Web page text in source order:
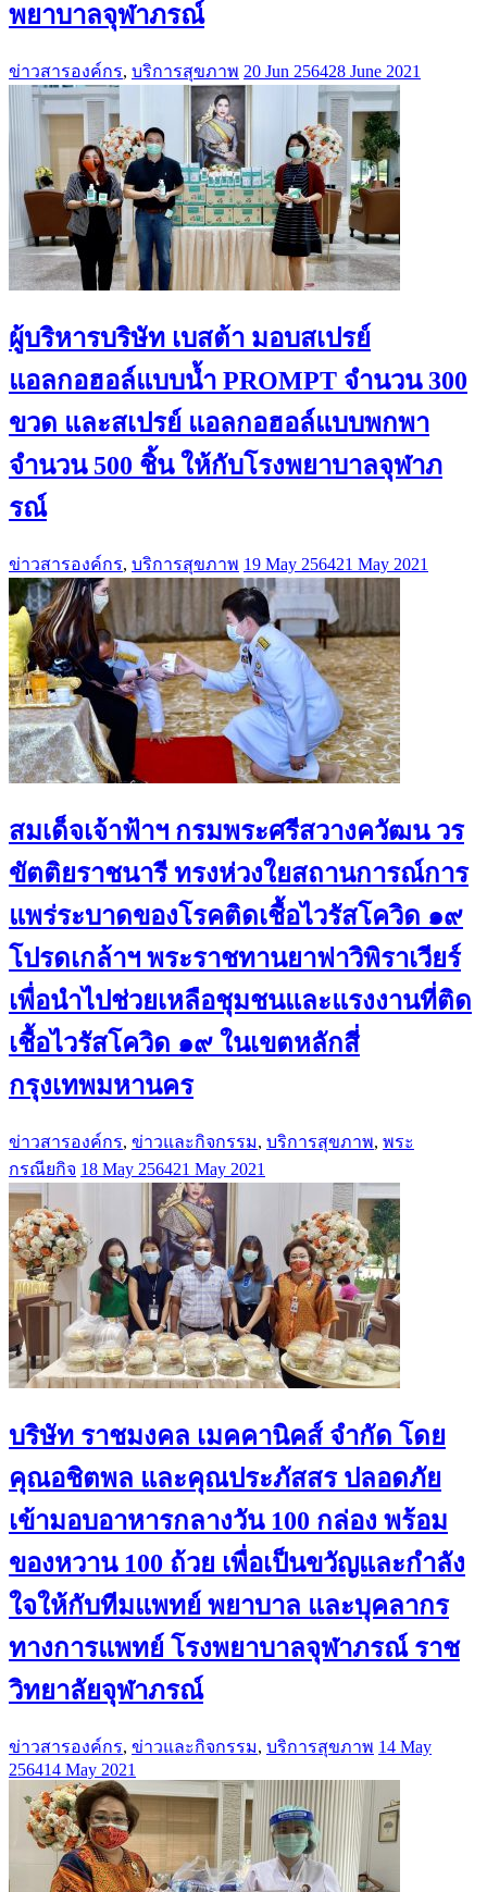
พยาบาลจุฬาภรณ์
ข่าวสารองค์กร, บริการสุขภาพ 20 Jun 256428 June 2021
ผู้บริหารบริษัท เบสต้า มอบสเปรย์
แอลกอฮอล์แบบน้ำ PROMPT จำนวน 300
ขวด และสเปรย์ แอลกอฮอล์แบบพกพา
จำนวน 500 ชิ้น ให้กับโรงพยาบาลจุฬาภ
รณ์
ข่าวสารองค์กร, บริการสุขภาพ 19 May 256421 May 2021
สมเด็จเจ้าฟ้าฯ กรมพระศรีสวางควัฒน วร
ขัตติยราชนารี ทรงห่วงใยสถานการณ์การ
แพร่ระบาดของโรคติดเชื้อไวรัสโควิด ๑๙
โปรดเกล้าฯ พระราชทานยาฟาวิพิราเวียร์
เพื่อนำไปช่วยเหลือชุมชนและแรงงานที่ติด
เชื้อไวรัสโควิด ๑๙ ในเขตหลักสี่
กรุงเทพมหานคร
ข่าวสารองค์กร, ข่าวและกิจกรรม, บริการสุขภาพ, พระ
กรณียกิจ 18 May 256421 May 2021
บริษัท ราชมงคล เมคคานิคส์ จำกัด โดย
คุณอชิตพล และคุณประภัสสร ปลอดภัย
เข้ามอบอาหารกลางวัน 100 กล่อง พร้อม
ของหวาน 100 ถ้วย เพื่อเป็นขวัญและกำลัง
ใจให้กับทีมแพทย์ พยาบาล และบุคลากร
ทางการแพทย์ โรงพยาบาลจุฬาภรณ์ ราช
วิทยาลัยจุฬาภรณ์
ข่าวสารองค์กร, ข่าวและกิจกรรม, บริการสุขภาพ 14 May
256414 May 2021